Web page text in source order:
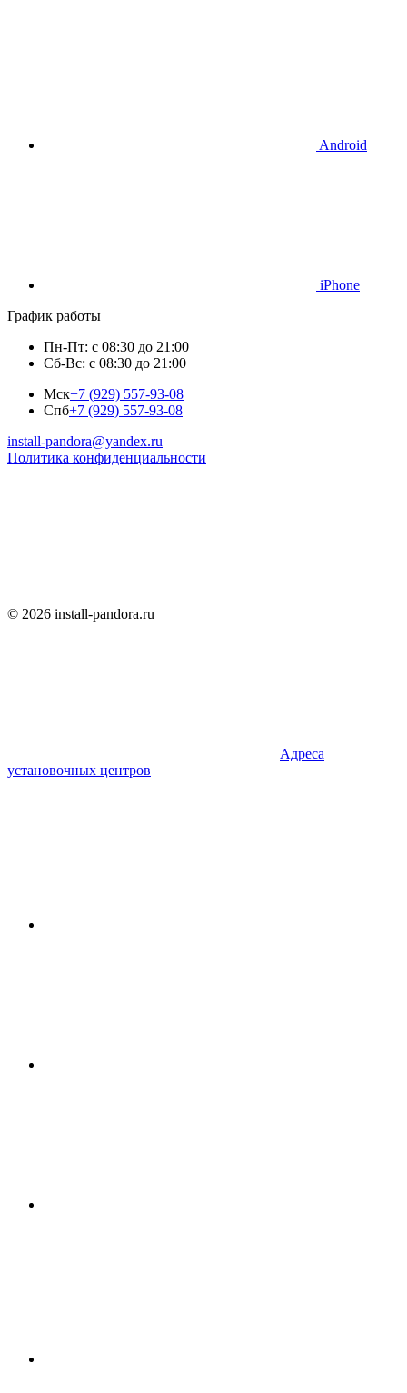
Android
iPhone
График работы
Пн-Пт: с 08:30 до 21:00
Сб-Вс: с 08:30 до 21:00
Мск+7 (929) 557-93-08
Спб+7 (929) 557-93-08
install-pandora@yandex.ru
Политика конфиденциальности
© 2026 install-pandora.ru
Адреса
установочных центров